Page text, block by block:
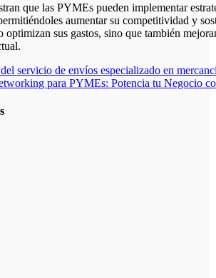
que las PYMEs pueden implementar
aumentar su competitividad y
optimizan sus gastos, sino que también
servicio de envíos especializado en
para PYMEs: Potencia tu Negocio